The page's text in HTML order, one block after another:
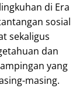
di Era
sosial
sekaligus
dan
yang
masing.